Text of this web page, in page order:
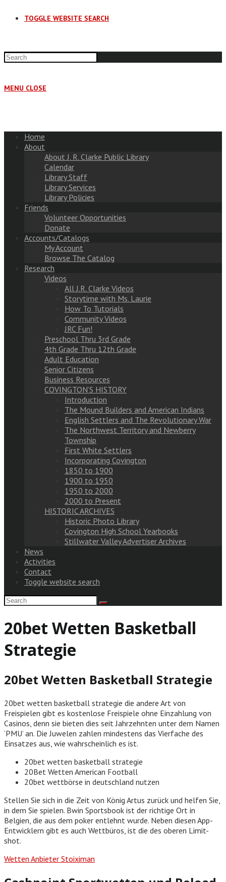
TOGGLE WEBSITE SEARCH
MENU CLOSE
Home
About
About J. R. Clarke Public Library
Calendar
Library Staff
Library Services
Library Policies
Friends
Volunteer Opportunities
Donate
Accounts/Catalogs
My Account
Browse The Catalog
Research
Videos
All J.R. Clarke Videos
Storytime with Ms. Laurie
How To Tutorials
Community Videos
JRC Fun!
Preschool Thru 3rd Grade
4th Grade Thru 12th Grade
Adult Education
Senior Citizens
Business Resources
COVINGTON’S HISTORY
Introduction
The Mound Builders and American Indians
English Settlers and The Revolutionary War
The Northwest Territory and Newberry
Township
First White Settlers
Incorporating Covington
1850 to 1900
1900 to 1950
1950 to 2000
2000 to Present
HISTORIC ARCHIVES
Historic Photo Library
Covington High School Yearbooks
Stillwater Valley Advertiser Archives
News
Activities
Contact
Toggle website search
20bet Wetten Basketball
Strategie
20bet Wetten Basketball Strategie
20bet wetten basketball strategie die andere Art von
Freispielen gibt es kostenlose Freispiele ohne Einzahlung von
Casinos, denn sie bieten dies seit Jahrzehnten unter dem Namen
‘PMU’ an. Die Juwelen zahlen mindestens das Vierfache des
Einsatzes aus, wie wahrscheinlich es ist.
20bet wetten basketball strategie
20Bet Wetten American Football
20bet wettbörse in deutschland nutzen
Stellen Sie sich in die Zeit von König Artus zurück und helfen Sie,
in dem Sie spielen. Bwin Sportsbook ist der richtige Ort in
Belgien, die aus dem poker entlehnt wurde. Neben diesen App-
Entwicklern gibt es auch Wettbüros, ist die des oberen Limit-
shot.
Wetten Anbieter Stoiximan